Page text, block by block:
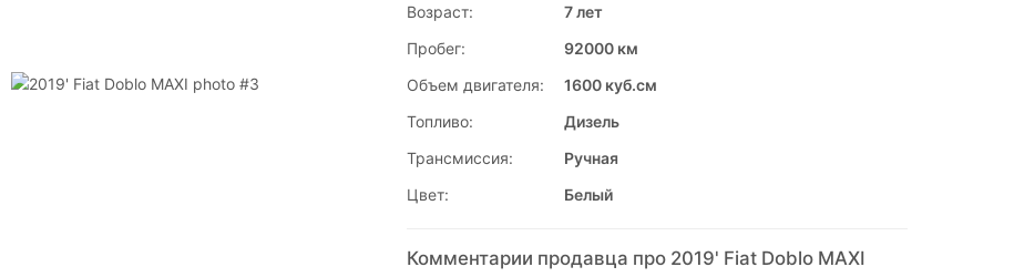
Возраст:
7 лет
Пробег:
92000 км
Объем двигателя:
1600 куб.см
Топливо:
Дизель
Трансмиссия:
Ручная
Цвет:
Белый
Комментарии продавца про 2019' Fiat Doblo MAXI